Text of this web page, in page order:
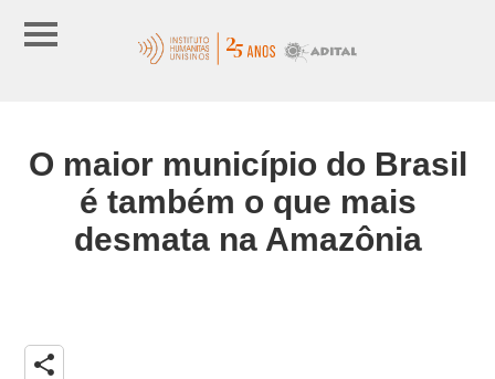
O maior município do Brasil
é também o que mais
desmata na Amazônia
share